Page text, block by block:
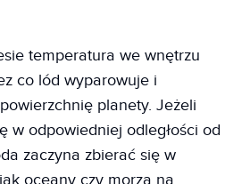
temperatura we wnętrzu
co lód wyparowuje i
planety. Jeżeli
w odpowiedniej odległości od
zaczyna zbierać się w
oceany czy morza na